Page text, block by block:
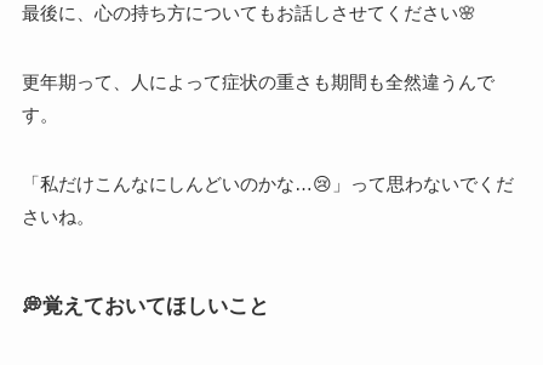
最後に、心の持ち方についてもお話しさせてください🌸
更年期って、人によって症状の重さも期間も全然違うんで
す。
「私だけこんなにしんどいのかな…😢」って思わないでくだ
さいね。
💭覚えておいてほしいこと